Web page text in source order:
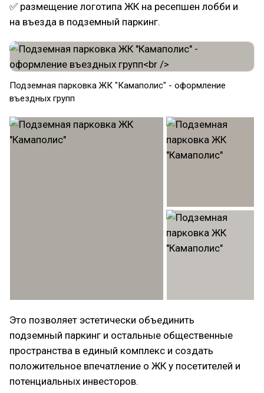
✅ размещение логотипа ЖК на ресепшен лобби и
на въезда в подземный паркинг.
Подземная парковка ЖК "Камаполис" - оформление
въездных групп
Это позволяет эстетически объединить
подземный паркинг и остальные общественные
пространства в единый комплекс и создать
положительное впечатление о ЖК у посетителей и
потенциальных инвесторов.